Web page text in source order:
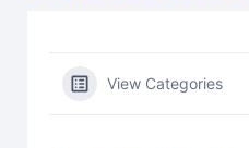
View Categories